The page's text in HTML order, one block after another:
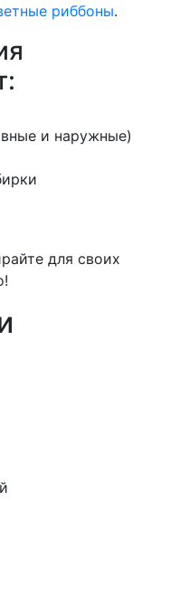
риббоны.
и наружные)
для своих